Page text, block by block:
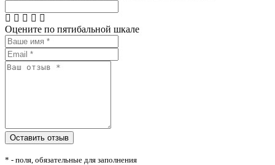
Оцените по пятибальной шкале
* - поля, обязательные для заполнения